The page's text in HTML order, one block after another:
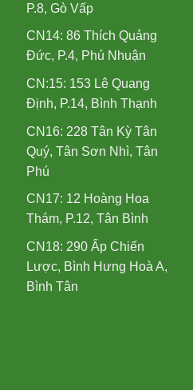
P.8, Gò Vấp
CN14: 86 Thích Quảng
Đức, P.4, Phú Nhuận
CN:15: 153 Lê Quang
Định, P.14, Bình Thạnh
CN16: 228 Tân Kỳ Tân
Quý, Tân Sơn Nhì, Tân
Phú
CN17: 12 Hoàng Hoa
Thám, P.12, Tân Bình
CN18: 290 Ấp Chiến
Lược, Bình Hưng Hoà A,
Bình Tân